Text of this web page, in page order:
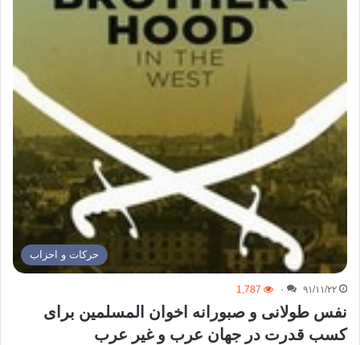
حركات و احزاب
۹۱/۱۱/۲۲ ۰ 1,787
نفس طولانی و صبورانه اخوان المسلمین برای
کسب قدرت در جهان عرب و غیر عرب